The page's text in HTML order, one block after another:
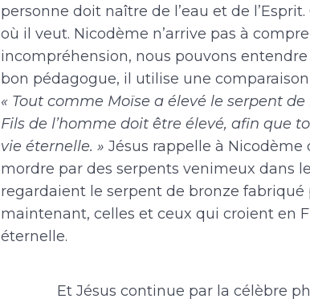
personne doit naître de l’eau et de
où il veut. Nicodème n’arrive pas à
incompréhension, nous pouvons
bon pédagogue, il utilise une
« Tout comme Moïse a élevé le serpent
Fils de l’homme doit être élevé, afin que
vie éternelle. » Jésus rappelle à Nicodème
mordre par des serpents venimeux dans
regardaient le serpent de bronze
maintenant, celles et ceux qui croient en
éternelle.
Et Jésus continue par la célèbre